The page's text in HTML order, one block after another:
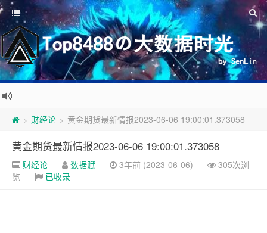
> 财经论 > 黄金期货最新情报2023-06-06 19:00:01.373058
黄金期货最新情报2023-06-06 19:00:01.373058
财经论 数据赋 3年前 (2023-06-06)
305次浏
览
已收录